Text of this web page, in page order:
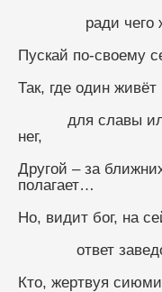
Пускай по-своему
Так, где один живёт
нег,
Другой – за
полагает…
Но, видит бог, на
Кто, жертвуя